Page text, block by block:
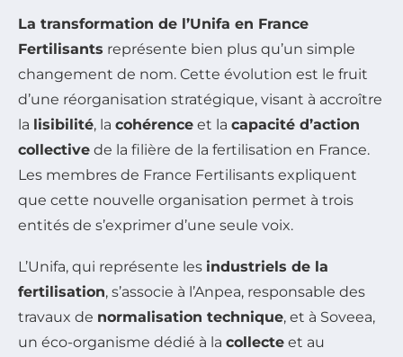
La transformation de l’Unifa en France
Fertilisants représente bien plus qu’un simple
changement de nom. Cette évolution est le fruit
d’une réorganisation stratégique, visant à accroître
la lisibilité, la cohérence et la capacité d’action
collective de la filière de la fertilisation en France.
Les membres de France Fertilisants expliquent
que cette nouvelle organisation permet à trois
entités de s’exprimer d’une seule voix.
L’Unifa, qui représente les industriels de la
fertilisation, s’associe à l’Anpea, responsable des
travaux de normalisation technique, et à Soveea,
un éco-organisme dédié à la collecte et au